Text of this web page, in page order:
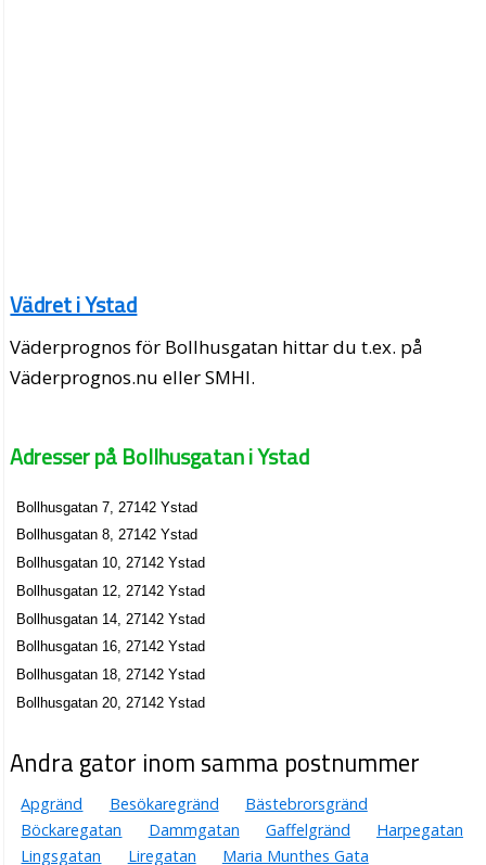
Vädret i Ystad
Väderprognos för Bollhusgatan hittar du t.ex. på
Väderprognos.nu eller SMHI.
Adresser på Bollhusgatan i Ystad
Bollhusgatan 7, 27142 Ystad
Bollhusgatan 8, 27142 Ystad
Bollhusgatan 10, 27142 Ystad
Bollhusgatan 12, 27142 Ystad
Bollhusgatan 14, 27142 Ystad
Bollhusgatan 16, 27142 Ystad
Bollhusgatan 18, 27142 Ystad
Bollhusgatan 20, 27142 Ystad
Andra gator inom samma postnummer
Apgränd Besökaregränd
Bästebrorsgränd
Böckaregatan
Dammgatan Gaffelgränd
Harpegatan
Lingsgatan
Liregatan Maria Munthes Gata